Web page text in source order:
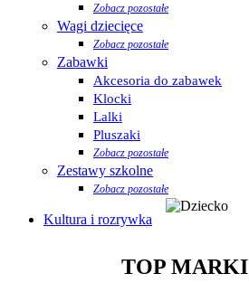
Zobacz pozostałe
Wagi dziecięce
Zobacz pozostałe
Zabawki
Akcesoria do zabawek
Klocki
Lalki
Pluszaki
Zobacz pozostałe
Zestawy szkolne
Zobacz pozostałe
Kultura i rozrywka
TOP MARKI